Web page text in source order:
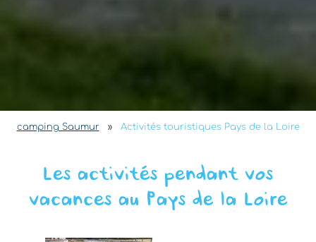
camping Saumur » Activités touristiques Pays de la Loire
Les activités pendant vos
vacances au Pays de la Loire